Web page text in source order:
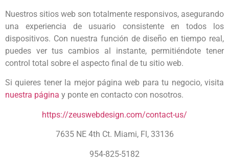
Nuestros sitios web son totalmente responsivos, asegurando
una experiencia de usuario consistente en todos los
dispositivos. Con nuestra función de diseño en tiempo real,
puedes ver tus cambios al instante, permitiéndote tener
control total sobre el aspecto final de tu sitio web.
Si quieres tener la mejor página web para tu negocio, visita
nuestra página y ponte en contacto con nosotros.
https://zeuswebdesign.com/contact-us/
7635 NE 4th Ct. Miami, Fl, 33136
954-825-5182